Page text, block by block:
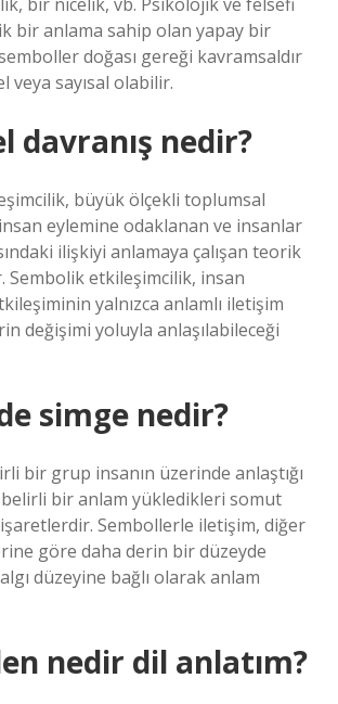
bir anlama sahip olan yapay bir
doğası gereği kavramsaldır
veya sayısal olabilir.
davranış nedir?
büyük ölçekli toplumsal
eylemine odaklanan ve insanlar
ilişkiyi anlamaya çalışan teorik
Sembolik etkileşimcilik, insan
yalnızca anlamlı iletişim
değişimi yoluyla anlaşılabileceği
simge nedir?
bir grup insanın üzerinde anlaştığı
bir anlam yükledikleri somut
Sembollerle iletişim, diğer
göre daha derin bir düzeyde
düzeyine bağlı olarak anlam
nedir dil anlatım?